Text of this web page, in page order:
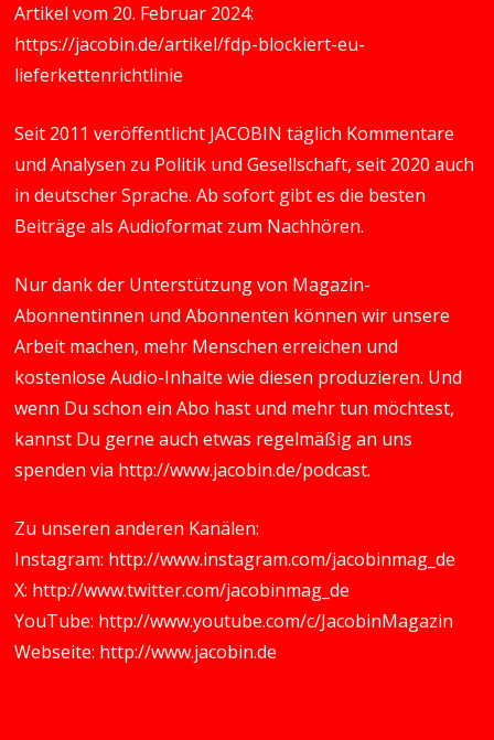
Artikel vom 20. Februar 2024:
https://jacobin.de/artikel/fdp-blockiert-eu-
lieferkettenrichtlinie
Seit 2011 veröffentlicht JACOBIN täglich Kommentare
und Analysen zu Politik und Gesellschaft, seit 2020 auch
in deutscher Sprache. Ab sofort gibt es die besten
Beiträge als Audioformat zum Nachhören.
Nur dank der Unterstützung von Magazin-
Abonnentinnen und Abonnenten können wir unsere
Arbeit machen, mehr Menschen erreichen und
kostenlose Audio-Inhalte wie diesen produzieren. Und
wenn Du schon ein Abo hast und mehr tun möchtest,
kannst Du gerne auch etwas regelmäßig an uns
spenden via http://www.jacobin.de/podcast.
Zu unseren anderen Kanälen:
Instagram: http://www.instagram.com/jacobinmag_de
X: http://www.twitter.com/jacobinmag_de
YouTube: http://www.youtube.com/c/JacobinMagazin
Webseite: http://www.jacobin.de